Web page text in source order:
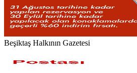
Beşiktaş Halkının Gazetesi